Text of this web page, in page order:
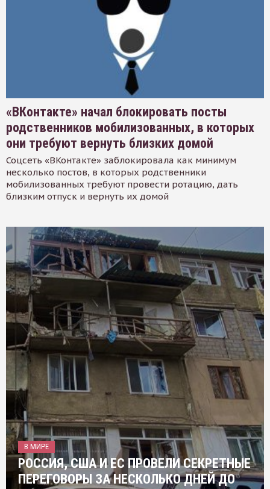
«ВКонтакте» начал блокировать посты
родственников мобилизованных, в которых
они требуют вернуть близких домой
Соцсеть «ВКонтакте» заблокировала как минимум
несколько постов, в которых родственники
мобилизованных требуют провести ротацию, дать
близким отпуск и вернуть их домой
В МИРЕ
РОССИЯ, США И ЕС ПРОВЕЛИ СЕКРЕТНЫЕ
ПЕРЕГОВОРЫ ЗА НЕСКОЛЬКО ДНЕЙ ДО